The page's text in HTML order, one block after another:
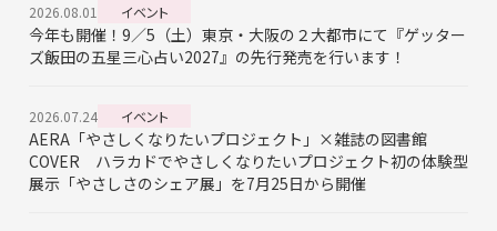
2026.08.01 イベント
今年も開催！9／5（土）東京・大阪の２大都市にて『ゲッター
ズ飯田の五星三心占い2027』の先行発売を行います！
2026.07.24 イベント
AERA「やさしくなりたいプロジェクト」×雑誌の図書館
COVER ハラカドでやさしくなりたいプロジェクト初の体験型
展示「やさしさのシェア展」を7月25日から開催